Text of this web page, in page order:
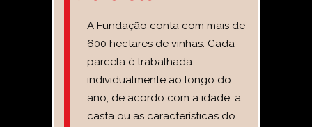
A Fundação conta com mais de
600 hectares de vinhas. Cada
parcela é trabalhada
individualmente ao longo do
ano, de acordo com a idade, a
casta ou as características do